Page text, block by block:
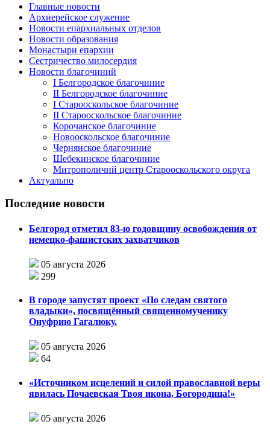
Главные новости
Архиерейское служение
Новости епархиальных отделов
Новости образования
Монастыри епархии
Сестричество милосердия
Новости благочиний
I Белгородское благочиние
II Белгородское благочиние
I Старооскольское благочиние
II Старооскольское благочиние
Корочанское благочиние
Новооскольское благочиние
Чернянское благочиние
Шебекинское благочиние
Митрополичий центр Старооскольского округа
Актуально
Последние новости
Белгород отметил 83-ю годовщину освобождения от
немецко-фашистских захватчиков
05 августа 2026
299
В городе запустят проект «По следам святого
владыки», посвящённый священномученику
Онуфрию Гагалюку.
05 августа 2026
64
«Источником исцелений и силой православной веры
явилась Почаевская Твоя икона, Богородица!»
05 августа 2026